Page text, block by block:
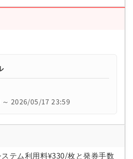
2026/05/17 23:59
テム利用料¥330/枚と発券手数